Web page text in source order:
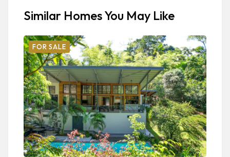
Similar Homes You May Like
FOR SALE